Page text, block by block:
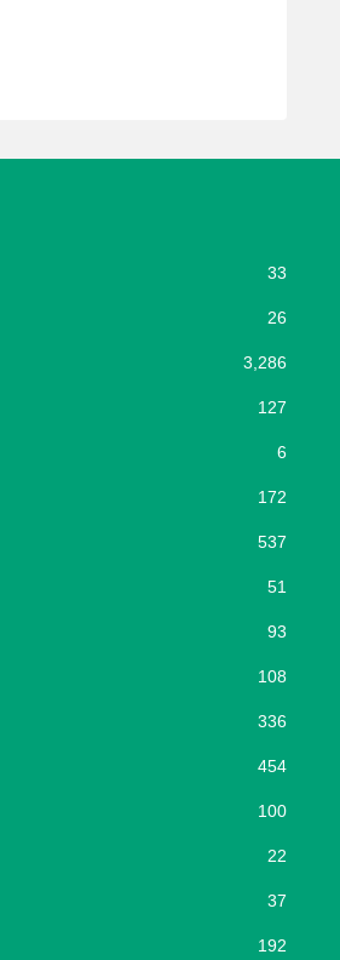
33
26
3,286
127
6
172
537
51
93
108
336
454
100
22
37
192